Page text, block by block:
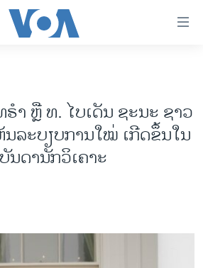
ບໍດີ ສະຫະລັດ 2024
ຳ ຫຼື ທ. ໄບເດັນ ຊະນະ ຊາວ
ລະບຽບການໃໝ່ ເກີດຂຶ້ນໃນ
ນດານັກວິເຄາະ